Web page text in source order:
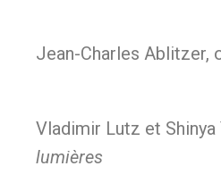
Jean-Charles Ablitzer,
Vladimir Lutz et Shinya
lumières